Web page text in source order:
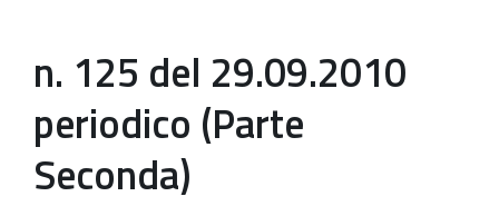
n. 125 del 29.09.2010
periodico (Parte
Seconda)